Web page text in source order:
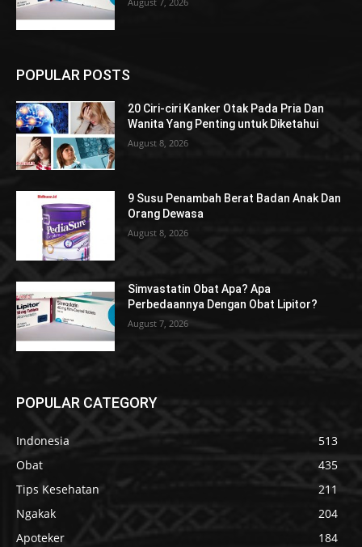
POPULAR POSTS
20 Ciri-ciri Kanker Otak Pada Pria Dan
Wanita Yang Penting untuk Diketahui
August 8, 2026
9 Susu Penambah Berat Badan Anak Dan
Orang Dewasa
August 8, 2026
Simvastatin Obat Apa? Apa
Perbedaannya Dengan Obat Lipitor?
August 7, 2026
POPULAR CATEGORY
Indonesia
513
Obat
435
Tips Kesehatan
211
Ngakak
204
Apoteker
184